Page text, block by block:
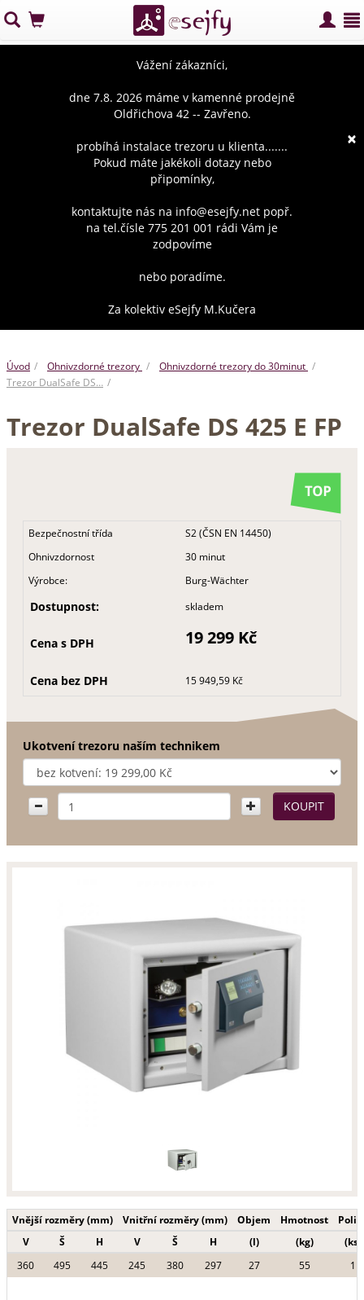
×
Vážení zákazníci,
dne 7.8. 2026 máme v kamenné prodejně
Oldřichova 42 -- Zavřeno.
probíhá instalace trezoru u klienta.......
Pokud máte jakékoli dotazy nebo
připomínky,
kontaktujte nás na info@esejfy.net popř.
na tel.čísle 775 201 001 rádi Vám je
zodpovíme
nebo poradíme.
Za kolektiv eSejfy M.Kučera
Úvod Ohnivzdorné trezory
Ohnivzdorné trezory do 30minut
Trezor DualSafe DS…
Trezor DualSafe DS 425 E FP
Bezpečnostní třída
S2 (ČSN EN 14450)
Ohnivzdornost
30 minut
Výrobce:
Burg-Wächter
Dostupnost: skladem
Cena s DPH 19 299 Kč
Cena bez DPH 15 949,59 Kč
Ukotvení trezoru naším technikem
Vnější rozměry (mm) Vnitřní rozměry (mm) Objem Hmotnost
V
Š H V Š H (l) (kg)
(ks)
360
495 445 245 380 297 27 55 1